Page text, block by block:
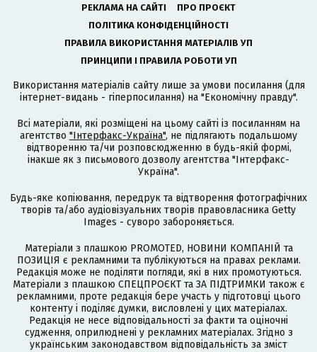
РЕКЛАМА НА САЙТІ
ПРО ПРОЄКТ
ПОЛІТИКА КОНФІДЕНЦІЙНОСТІ
ПРАВИЛА ВИКОРИСТАННЯ МАТЕРІАЛІВ УП
ПРИНЦИПИ І ПРАВИЛА РОБОТИ УП
Використання матеріалів сайту лише за умови посилання (для
інтернет-видань - гіперпосилання) на "Економічну правду".
Всі матеріали, які розміщені на цьому сайті із посиланням на
агентство "Інтерфакс-Україна", не підлягають подальшому
відтворенню та/чи розповсюдженню в будь-якій формі,
інакше як з письмового дозволу агентства "Інтерфакс-
Україна".
Будь-яке копіювання, передрук та відтворення фотографічних
творів та/або аудіовізуальних творів правовласника Getty
Images - суворо забороняється.
Матеріали з плашкою PROMOTED, НОВИНИ КОМПАНІЙ та
ПОЗИЦІЯ є рекламними та публікуються на правах реклами.
Редакція може не поділяти погляди, які в них промотуються.
Матеріали з плашкою СПЕЦПРОЄКТ та ЗА ПІДТРИМКИ також є
рекламними, проте редакція бере участь у підготовці цього
контенту і поділяє думки, висловлені у цих матеріалах.
Редакція не несе відповідальності за факти та оціночні
судження, оприлюднені у рекламних матеріалах. Згідно з
українським законодавством відповідальність за зміст